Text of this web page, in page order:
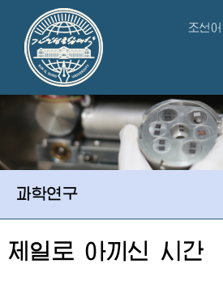
조선어
과학연구
제일로 아끼신 시간